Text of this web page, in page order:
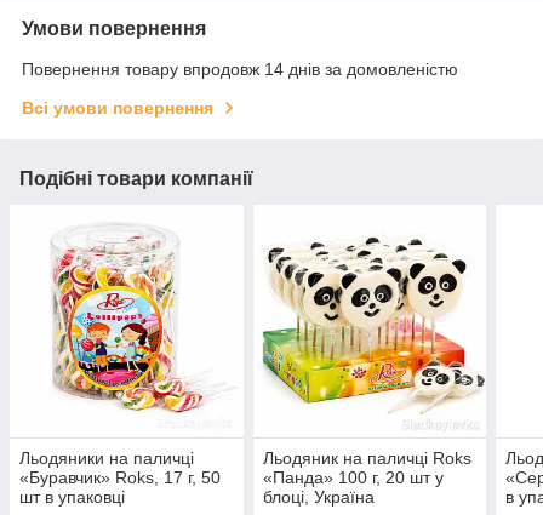
Умови повернення
Повернення товару впродовж 14 днів за домовленістю
Всі умови повернення
Подібні товари компанії
Льодяники на паличці
«Буравчик» Roks, 17 г, 50
шт в упаковці
Льодяник на паличці Roks
«Панда» 100 г, 20 шт у
блоці, Україна
в